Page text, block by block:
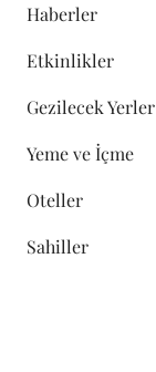
Haberler
Etkinlikler
Gezilecek Yerler
Yeme ve İçme
Oteller
Sahiller